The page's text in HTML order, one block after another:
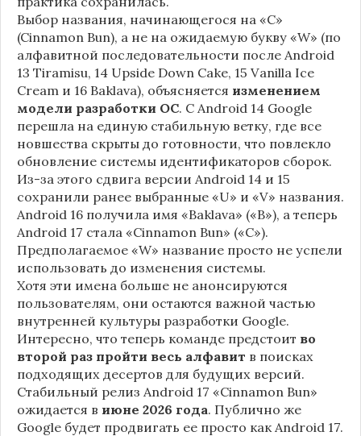
Выбор названия, начинающегося на «C»
(Cinnamon Bun), а не на ожидаемую букву «W» (по
алфавитной последовательности после Android
13 Tiramisu, 14 Upside Down Cake, 15 Vanilla Ice
Cream и 16 Baklava), объясняется изменением
модели разработки ОС. С Android 14 Google
перешла на единую стабильную ветку, где все
новшества скрыты до готовности, что повлекло
обновление системы идентификаторов сборок.
Из-за этого сдвига версии Android 14 и 15
сохранили ранее выбранные «U» и «V» названия.
Android 16 получила имя «Baklava» («B»), а теперь
Android 17 стала «Cinnamon Bun» («C»).
Предполагаемое «W» название просто не успели
использовать до изменения системы.
Хотя эти имена больше не анонсируются
пользователям, они остаются важной частью
внутренней культуры разработки Google.
Интересно, что теперь команде предстоит во
второй раз пройти весь алфавит в поисках
подходящих десертов для будущих версий.
Стабильный релиз Android 17 «Cinnamon Bun»
ожидается в июне 2026 года. Публично же
Google будет продвигать ее просто как Android 17.